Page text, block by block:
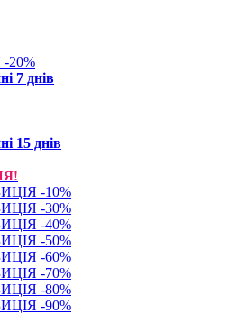
7 днiв
15 днiв
-10%
-30%
-40%
-50%
-60%
-70%
-80%
-90%